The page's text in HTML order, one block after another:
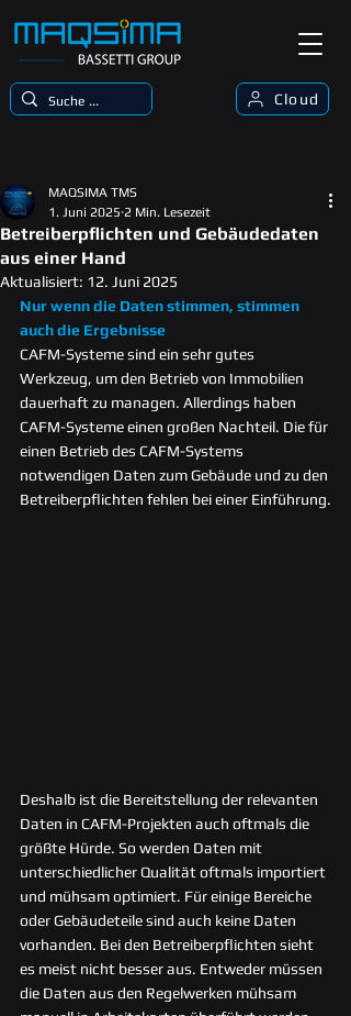
Cloud
Betreiberpflichten und Gebäudedaten
aus einer Hand
MAQSIMA TMS
1. Juni 2025 2 Min. Lesezeit
Aktualisiert: 12. Juni 2025
Nur wenn die Daten stimmen, stimmen
auch die Ergebnisse
CAFM-Systeme sind ein sehr gutes
Werkzeug, um den Betrieb von Immobilien
dauerhaft zu managen. Allerdings haben
CAFM-Systeme einen großen Nachteil. Die für
einen Betrieb des CAFM-Systems
notwendigen Daten zum Gebäude und zu den
Betreiberpflichten fehlen bei einer Einführung.
Deshalb ist die Bereitstellung der relevanten
Daten in CAFM-Projekten auch oftmals die
größte Hürde. So werden Daten mit
unterschiedlicher Qualität oftmals importiert
und mühsam optimiert. Für einige Bereiche
oder Gebäudeteile sind auch keine Daten
vorhanden. Bei den Betreiberpflichten sieht
es meist nicht besser aus. Entweder müssen
die Daten aus den Regelwerken mühsam